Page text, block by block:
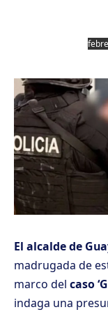
El alcalde de
madrugada de
marco del caso
indaga una